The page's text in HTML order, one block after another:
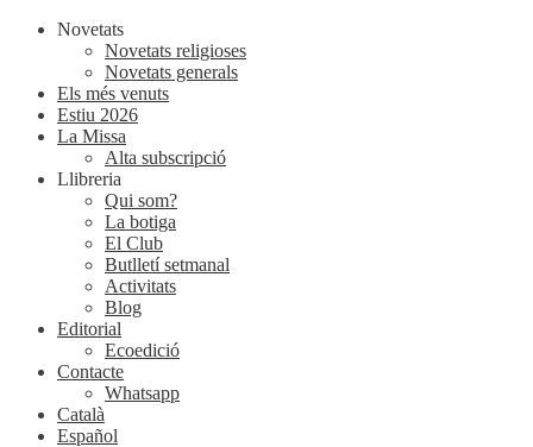
Novetats
Novetats religioses
Novetats generals
Els més venuts
Estiu 2026
La Missa
Alta subscripció
Llibreria
Qui som?
La botiga
El Club
Butlletí setmanal
Activitats
Blog
Editorial
Ecoedició
Contacte
Whatsapp
Català
Español